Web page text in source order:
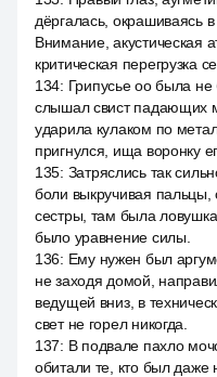
дёргалась, окрашиваясь
Внимание, акустическая
критическая перегрузка
134: Грипусье оо была не
слышал свист падающих
ударила кулаком по
пригнулся, ища воронку
135: Затряслись так
боли выкручивая пальцы,
сестры, там была
было уравнение силы.
136: Ему нужен был
не заходя домой,
ведущей вниз, в
свет не горел никогда.
137: В подвале пахло
обитали те, кто был даже